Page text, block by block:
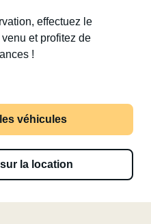
effectuez le
et profitez de
!
véhicules
la location